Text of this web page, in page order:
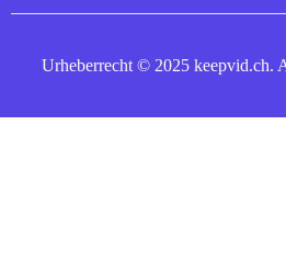
Urheberrecht © 2025 keepvid.ch.